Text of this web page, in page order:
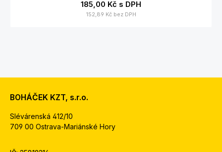
185,00 Kč s DPH
152,89 Kč bez DPH
BOHÁČEK KZT, s.r.o.
Slévárenská 412/10
709 00 Ostrava-Mariánské Hory